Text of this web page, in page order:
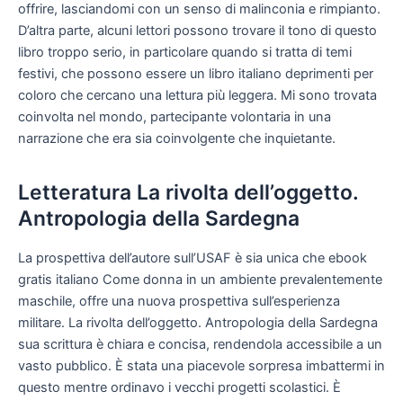
offrire, lasciandomi con un senso di malinconia e rimpianto.
D’altra parte, alcuni lettori possono trovare il tono di questo
libro troppo serio, in particolare quando si tratta di temi
festivi, che possono essere un libro italiano deprimenti per
coloro che cercano una lettura più leggera. Mi sono trovata
coinvolta nel mondo, partecipante volontaria in una
narrazione che era sia coinvolgente che inquietante.
Letteratura La rivolta dell’oggetto.
Antropologia della Sardegna
La prospettiva dell’autore sull’USAF è sia unica che ebook
gratis italiano Come donna in un ambiente prevalentemente
maschile, offre una nuova prospettiva sull’esperienza
militare. La rivolta dell’oggetto. Antropologia della Sardegna
sua scrittura è chiara e concisa, rendendola accessibile a un
vasto pubblico. È stata una piacevole sorpresa imbattermi in
questo mentre ordinavo i vecchi progetti scolastici. È